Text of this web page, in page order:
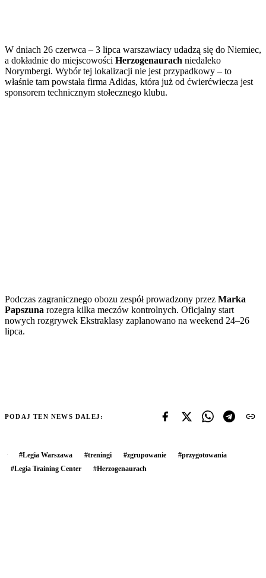
W dniach 26 czerwca – 3 lipca warszawiacy udadzą się do Niemiec,
a dokładnie do miejscowości Herzogenaurach niedaleko
Norymbergi. Wybór tej lokalizacji nie jest przypadkowy – to
właśnie tam powstała firma Adidas, która już od ćwierćwiecza jest
sponsorem technicznym stołecznego klubu.
Podczas zagranicznego obozu zespół prowadzony przez Marka
Papszuna rozegra kilka meczów kontrolnych. Oficjalny start
nowych rozgrywek Ekstraklasy zaplanowano na weekend 24–26
lipca.
PODAJ TEN NEWS DALEJ:
#Legia Warszawa #treningi #zgrupowanie #przygotowania
#Legia Training Center #Herzogenaurach